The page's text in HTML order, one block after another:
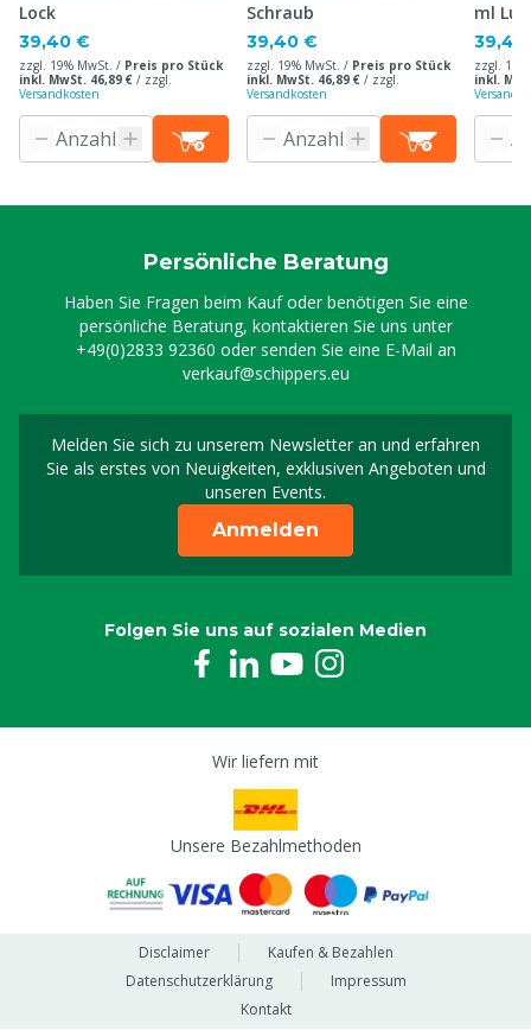
Lock
39,40 €
zzgl. 19% MwSt. / Preis pro Stück
inkl. MwSt. 46,89 € / zzgl.
Versandkosten
Schraub
39,40 €
zzgl. 19% MwSt. / Preis pro Stück
inkl. MwSt. 46,89 € / zzgl.
Versandkosten
ml
39,40
zzgl.
inkl.
Persönliche Beratung
Haben Sie Fragen beim Kauf oder benötigen Sie eine
persönliche Beratung, kontaktieren Sie uns unter
+49(0)2833 92360 oder senden Sie eine E-Mail an
verkauf@schippers.eu
Melden Sie sich zu unserem Newsletter an und erfahren
Sie als erstes von Neuigkeiten, exklusiven Angeboten und
unseren Events.
Melden Sie sich für
Anmelden
Folgen Sie uns auf sozialen Medien
Wir liefern mit
Unsere Bezahlmethoden
Disclaimer
Kaufen & Bezahlen
Datenschutzerklärung
Impressum
Kontakt